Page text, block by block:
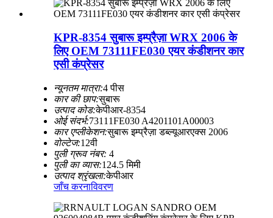
KPR-8354 सुबारू इम्प्रैज़ा WRX 2006 के
लिए OEM 73111FE030 एयर कंडीशनर कार
एसी कंप्रेसर
न्यूनतम मात्रा:4 पीस
कार की छाप:सुबारू
उत्पाद कोड:केपीआर-8354
ओई संदर्भ:73111FE030 A4201101A00003
कार एप्लीकेशन:सुबारू इम्प्रैज़ा डब्ल्यूआरएक्स 2006
वोल्टेज:12वी
पुली ग्रूव नंबर: 4
पुली का व्यास:124.5 मिमी
उत्पाद श्रृंखला:केपीआर
जाँच करनाविवरण